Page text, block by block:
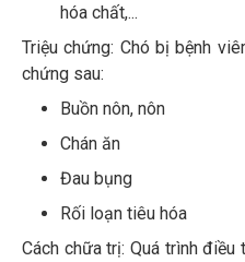
hóa chất,...
Triệu chứng: Chó bị bệnh
chứng sau:
Buồn nôn, nôn
Chán ăn
Đau bụng
Rối loạn tiêu hóa
Cách chữa trị: Quá trình